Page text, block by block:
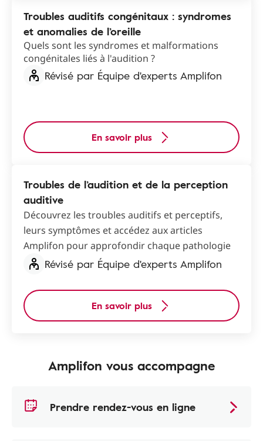
Troubles auditifs congénitaux : syndromes
et anomalies de l’oreille
Quels sont les syndromes et malformations
congénitales liés à l'audition ?
Révisé par Équipe d'experts Amplifon
En savoir plus
Troubles de l’audition et de la perception
auditive
Découvrez les troubles auditifs et perceptifs,
leurs symptômes et accédez aux articles
Amplifon pour approfondir chaque pathologie
Révisé par Équipe d'experts Amplifon
En savoir plus
Amplifon vous accompagne
Prendre rendez-vous en ligne